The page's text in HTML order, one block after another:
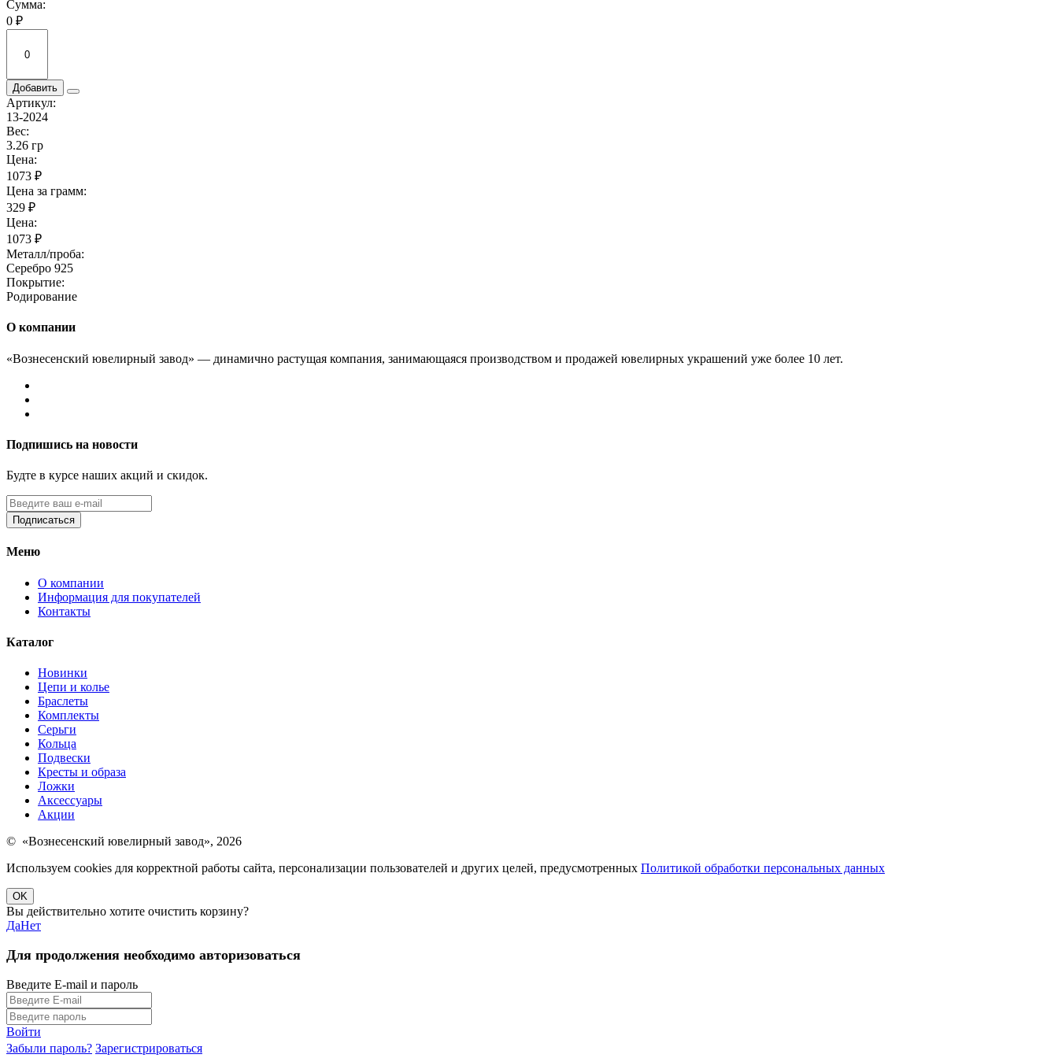
Сумма:
0 ₽
Добавить
Артикул:
13-2024
Вес:
3.26 гр
Цена:
1073 ₽
Цена за грамм:
329 ₽
Цена:
1073 ₽
Металл/проба:
Серебро 925
Покрытие:
Родирование
О компании
«Вознесенский ювелирный завод» — динамично растущая компания, занимающаяся производством и продажей ювелирных украшений уже более 10 лет.
Подпишись на новости
Будте в курсе наших акций и скидок.
Подписаться
Меню
О компании
Информация для покупателей
Контакты
Каталог
Новинки
Цепи и колье
Браслеты
Комплекты
Серьги
Кольца
Подвески
Кресты и образа
Ложки
Аксессуары
Акции
© «Вознесенский ювелирный завод», 2026
Используем cookies для корректной работы сайта, персонализации пользователей и других целей, предусмотренных Политикой обработки персональных данных
OK
Вы действительно хотите очистить корзину?
ДаНет
Для продолжения необходимо авторизоваться
Введите E-mail и пароль
Войти
Забыли пароль? Зарегистрироваться